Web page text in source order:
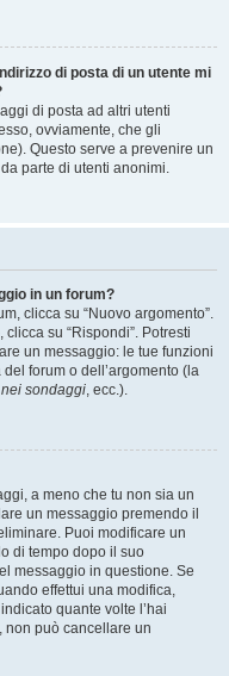
di posta di un utente mi
di posta ad altri utenti
ovviamente, che gli
Questo serve a prevenire un
parte di utenti anonimi.
in un forum?
clicca su “Nuovo argomento”.
su “Rispondi”. Potresti
un messaggio: le tue funzioni
forum o dell’argomento (la
sondaggi, ecc.).
a meno che tu non sia un
un messaggio premendo il
Puoi modificare un
di tempo dopo il suo
messaggio in questione. Se
effettui una modifica,
quante volte l’hai
non può cancellare un